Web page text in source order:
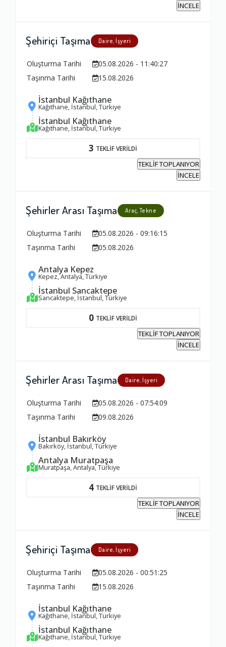
İNCELE
Şehiriçi Taşıma Daire, İşyeri
Oluşturma Tarihi
05.08.2026 - 11:40:27
Taşınma Tarihi
15.08.2026
İstanbul Kağıthane
Kağıthane, İstanbul, Türkiye
İstanbul Kağıthane
Kağıthane, İstanbul, Türkiye
3 TEKLİF VERİLDİ
TEKLİF TOPLANIYOR
İNCELE
Şehirler Arası Taşıma Araç, Tekne
Oluşturma Tarihi
05.08.2026 - 09:16:15
Taşınma Tarihi
05.08.2026
Antalya Kepez
Kepez, Antalya, Türkiye
İstanbul Sancaktepe
Sancaktepe, İstanbul, Türkiye
0 TEKLİF VERİLDİ
TEKLİF TOPLANIYOR
İNCELE
Şehirler Arası Taşıma Daire, İşyeri
Oluşturma Tarihi
05.08.2026 - 07:54:09
Taşınma Tarihi
09.08.2026
İstanbul Bakırköy
Bakırköy, İstanbul, Türkiye
Antalya Muratpaşa
Muratpaşa, Antalya, Türkiye
4 TEKLİF VERİLDİ
TEKLİF TOPLANIYOR
İNCELE
Şehiriçi Taşıma Daire, İşyeri
Oluşturma Tarihi
05.08.2026 - 00:51:25
Taşınma Tarihi
15.08.2026
İstanbul Kağıthane
Kağıthane, İstanbul, Türkiye
İstanbul Kağıthane
Kağıthane, İstanbul, Türkiye
Firma Çalışanları
Fiyatlandırma Dengesi